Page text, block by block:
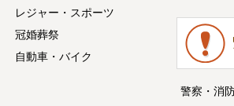
レジャー・スポーツ
冠婚葬祭
自動車・バイク
警察・消